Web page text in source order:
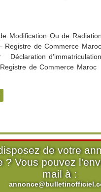
Modification Ou de
– Registre de
Déclaration
– Registre de
de votre
? Vous pouvez
mail à :